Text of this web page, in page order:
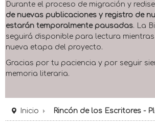
Durante el proceso de migración y
de nuevas publicaciones y registro de
estarán temporalmente pausadas. La
seguirá disponible para lectura
nueva etapa del proyecto.
Gracias por tu paciencia y por seguir
memoria literaria.
Inicio Rincón de los Escritores -